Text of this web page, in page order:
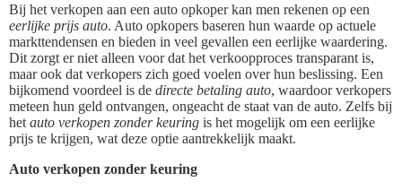
Bij het verkopen aan een auto opkoper kan men rekenen op een
eerlijke prijs auto. Auto opkopers baseren hun waarde op actuele
markttendensen en bieden in veel gevallen een eerlijke waardering.
Dit zorgt er niet alleen voor dat het verkoopproces transparant is,
maar ook dat verkopers zich goed voelen over hun beslissing. Een
bijkomend voordeel is de directe betaling auto, waardoor verkopers
meteen hun geld ontvangen, ongeacht de staat van de auto. Zelfs bij
het auto verkopen zonder keuring is het mogelijk om een eerlijke
prijs te krijgen, wat deze optie aantrekkelijk maakt.
Auto verkopen zonder keuring